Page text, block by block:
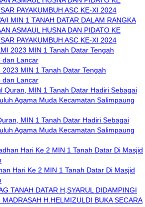
I MIN 1 TANAH DATAR DALAM RANGKA
ASMAUL HUSNA DAN PIDATO KE
PAYAKUMBUH ASC KE-XI 2024
2023 MIN 1 Tanah Datar Tengah
dan Lancar
MIN 1 Tanah Datar Hadiri Sebagai
Agama Muda Kecamatan Salimpaung
Hari Ke 2 MIN 1 Tanah Datar Di Masjid